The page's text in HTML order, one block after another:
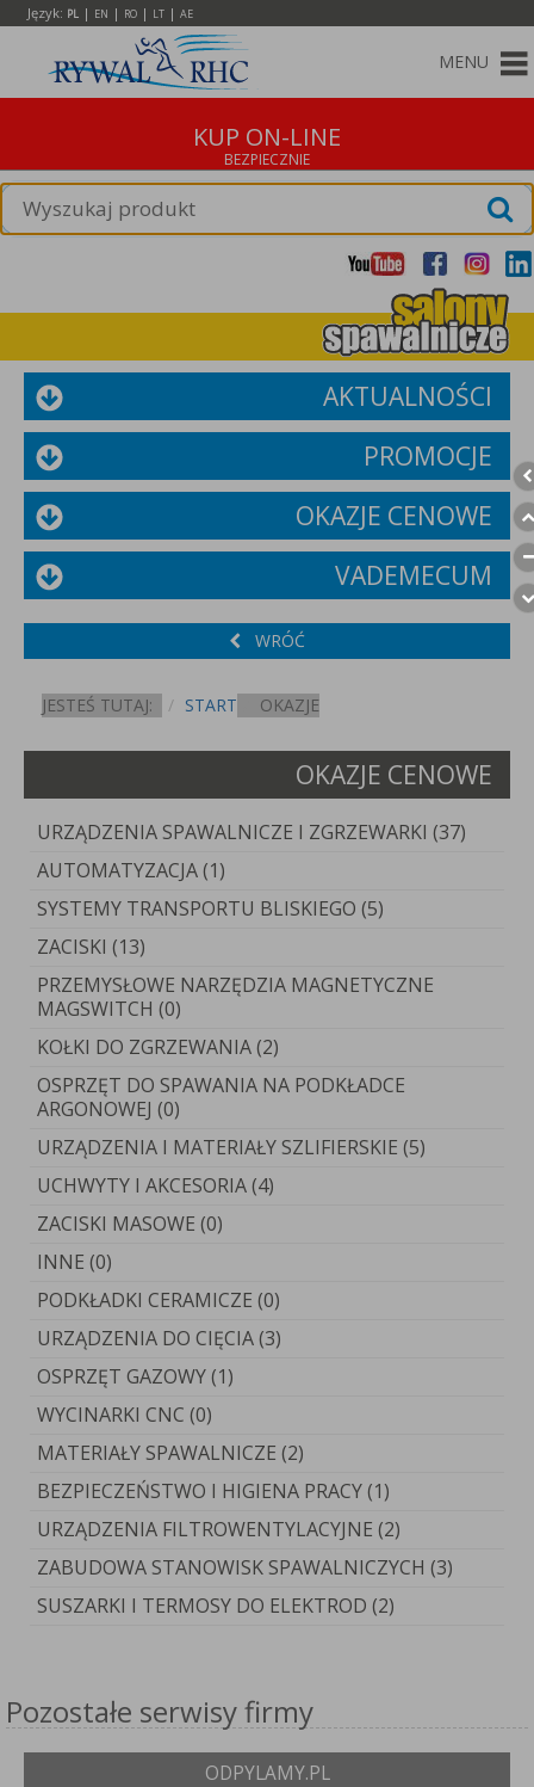
Język: PL | EN | RO | LT | AE
MENU
KUP ON-LINE
AKTUALNOŚCI
PROMOCJE
OKAZJE CENOWE
VADEMECUM
WRÓĆ
JESTEŚ TUTAJ: START OKAZJE
OKAZJE CENOWE
URZĄDZENIA SPAWALNICZE I ZGRZEWARKI (37)
AUTOMATYZACJA (1)
SYSTEMY TRANSPORTU BLISKIEGO (5)
ZACISKI (13)
PRZEMYSŁOWE NARZĘDZIA MAGNETYCZNE
MAGSWITCH (0)
KOŁKI DO ZGRZEWANIA (2)
OSPRZĘT DO SPAWANIA NA PODKŁADCE
ARGONOWEJ (0)
URZĄDZENIA I MATERIAŁY SZLIFIERSKIE (5)
UCHWYTY I AKCESORIA (4)
ZACISKI MASOWE (0)
INNE (0)
PODKŁADKI CERAMICZE (0)
URZĄDZENIA DO CIĘCIA (3)
OSPRZĘT GAZOWY (1)
WYCINARKI CNC (0)
MATERIAŁY SPAWALNICZE (2)
BEZPIECZEŃSTWO I HIGIENA PRACY (1)
URZĄDZENIA FILTROWENTYLACYJNE (2)
ZABUDOWA STANOWISK SPAWALNICZYCH (3)
SUSZARKI I TERMOSY DO ELEKTROD (2)
Pozostałe serwisy firmy
ODPYLAMY.PL